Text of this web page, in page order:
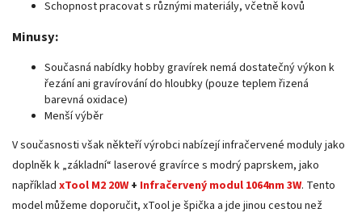
Schopnost pracovat s různými materiály, včetně kovů
Minusy:
Současná nabídky hobby gravírek nemá dostatečný výkon k
řezání ani gravírování do hloubky (pouze teplem řizená
barevná oxidace)
Menší výběr
V současnosti však někteří výrobci nabízejí infračervené moduly jako
doplněk k „základní“ laserové gravírce s modrý paprskem, jako
například xTool M2 20W+ Infračervený modul 1064nm 3W. Tento
model můžeme doporučit, xTool je špička a jde jinou cestou než